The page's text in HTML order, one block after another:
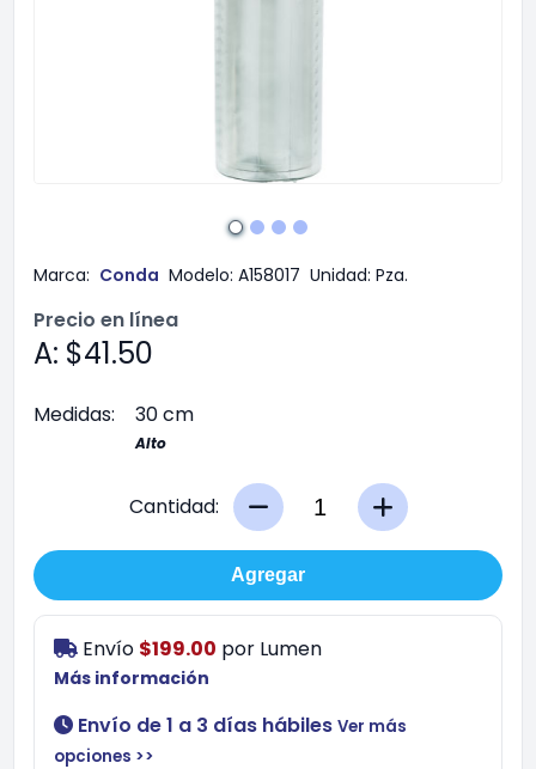
Marca: Conda Modelo: A158017 Unidad: Pza.
Precio en línea
A: $41.50
Medidas: 30 cm
Alto
Cantidad:
Agregar
Envío $199.00 por Lumen
Más información
Envío de 1 a 3 días hábiles Ver más
opciones >>